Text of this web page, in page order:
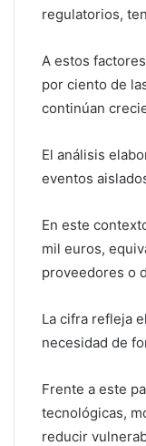
regulatorios,
A estos
por ciento de
continúan
El análisis
eventos
En este
mil euros,
proveedores o
La cifra refleja
necesidad de
Frente a este
tecnológicas,
reducir